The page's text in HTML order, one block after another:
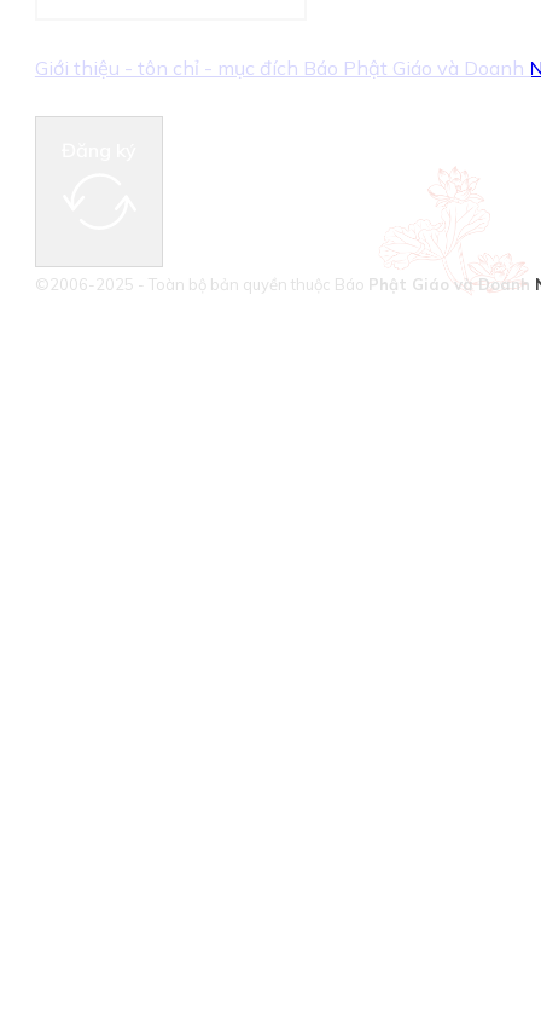
Giới thiệu - tôn chỉ - mục đích Báo Phật Giáo và Doanh
©2006-2025 - Toàn bộ bản quyền thuộc Báo Phật Giáo và Doanh